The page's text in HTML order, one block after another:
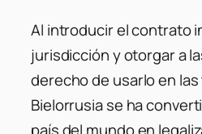
Al introducir el contrato
jurisdicción y otorgar a
derecho de usarlo en
Bielorrusia se ha